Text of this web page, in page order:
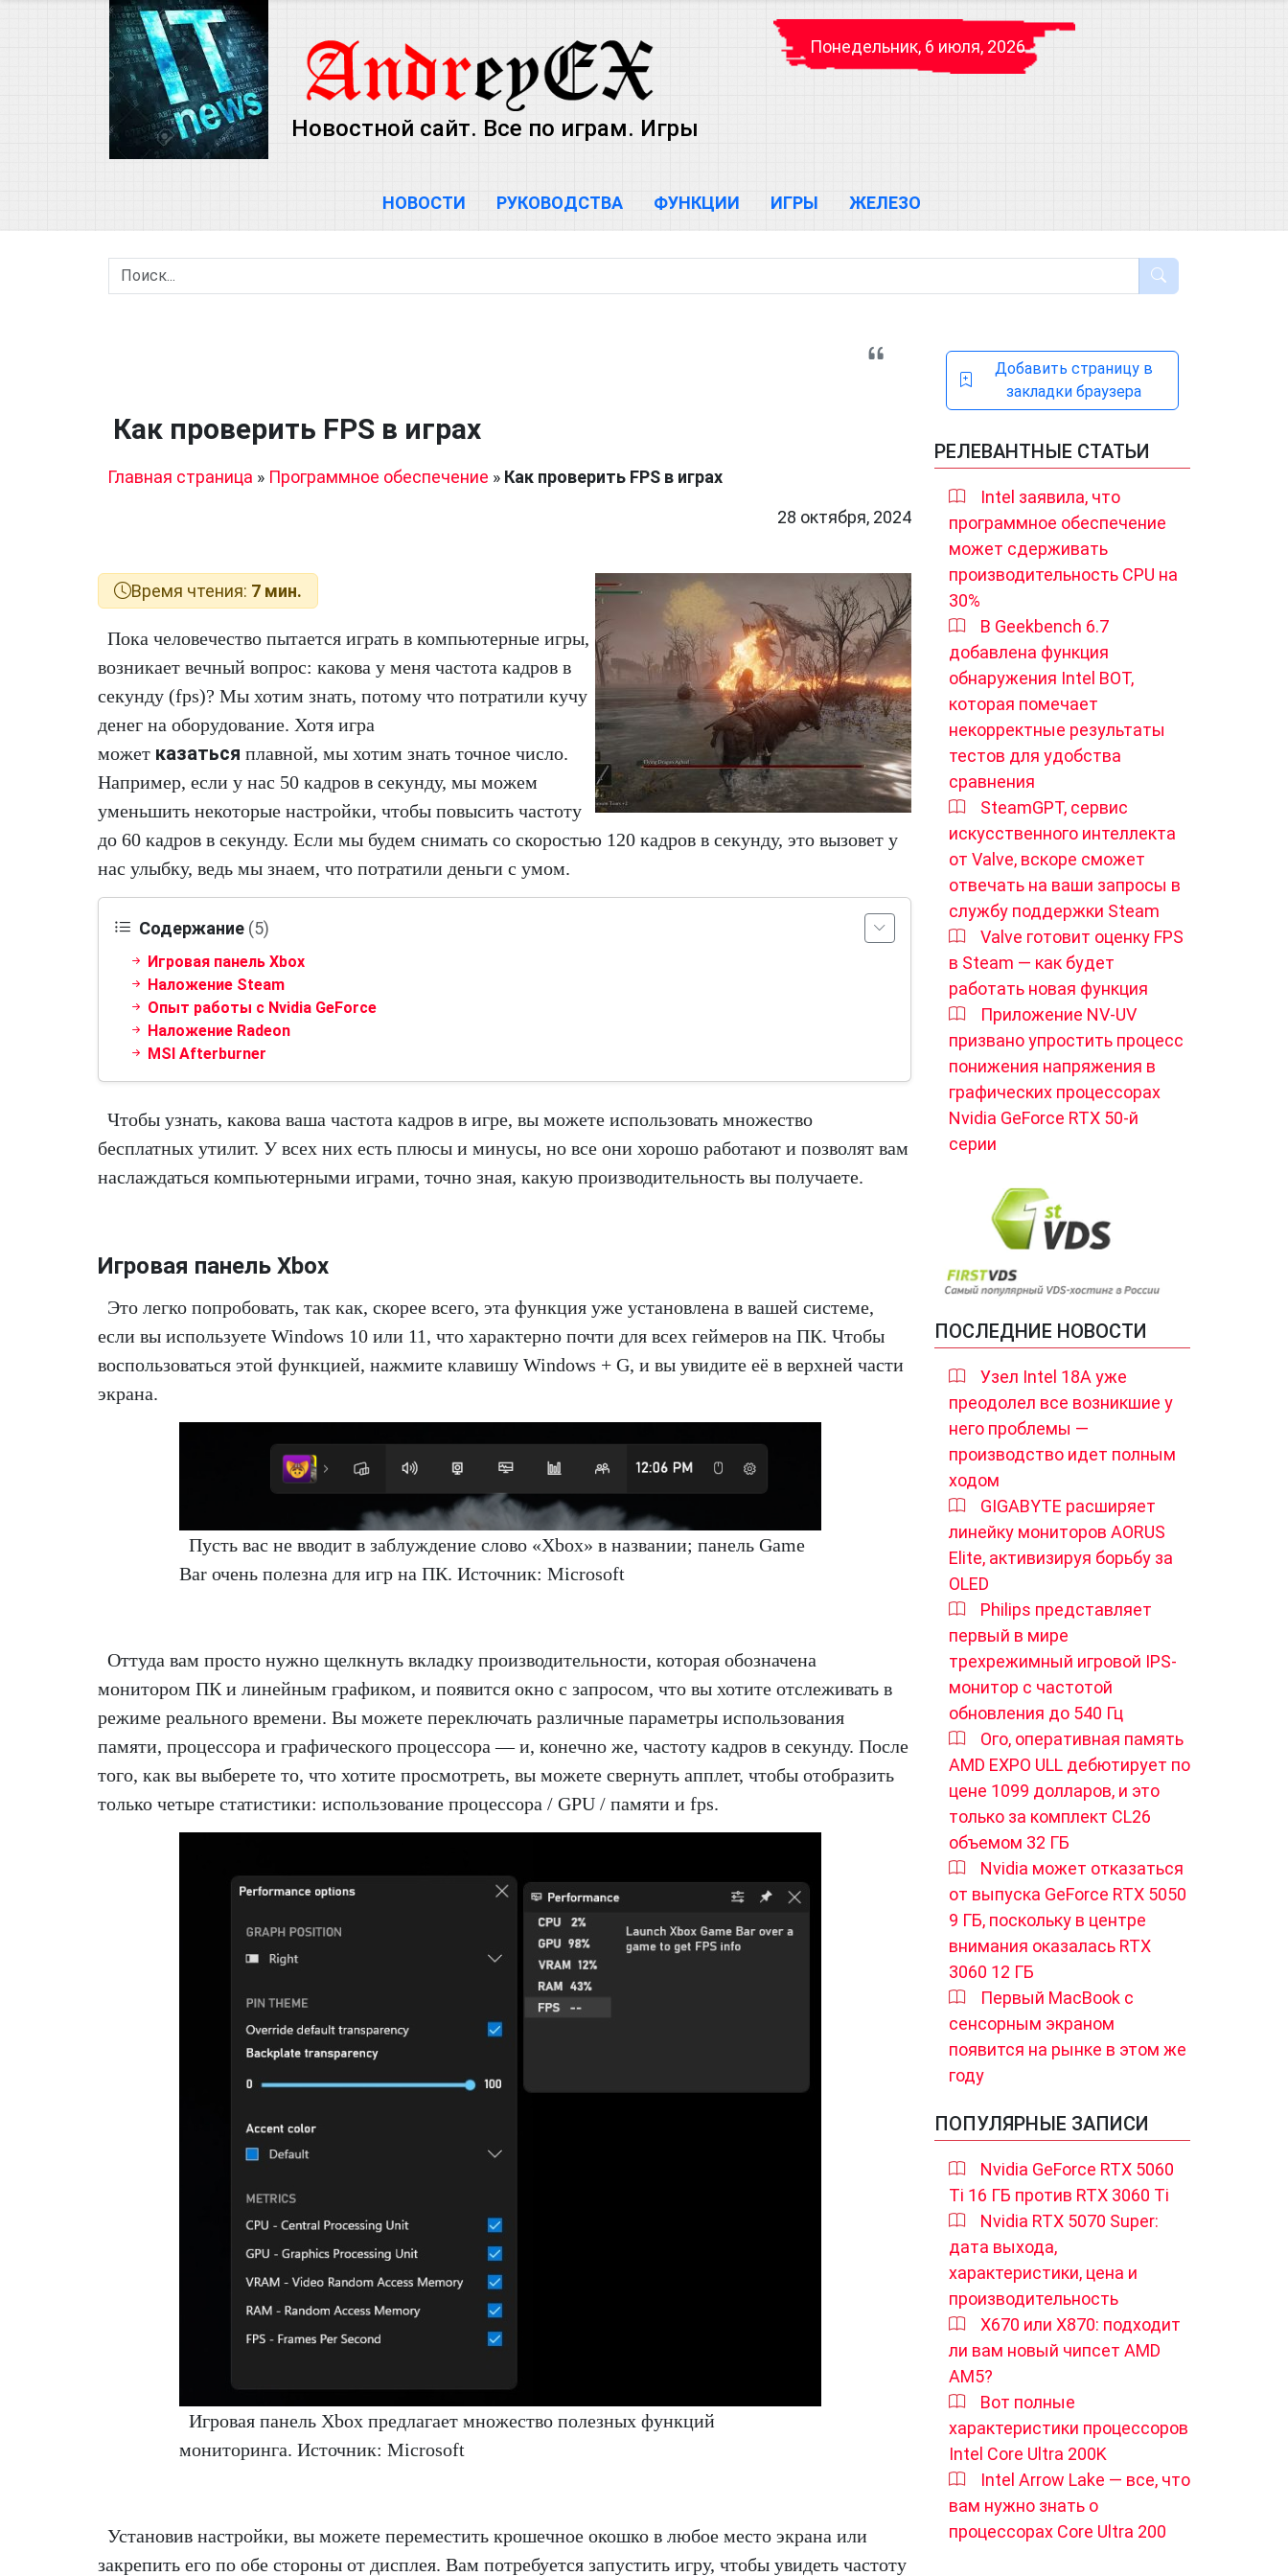
Понедельник, 6 июля, 2026
Новостной сайт. Все по играм. Игры
НОВОСТИ РУКОВОДСТВА ФУНКЦИИ ИГРЫ ЖЕЛЕЗО
Как проверить FPS в играх
Главная страница » Программное обеспечение » Как проверить FPS в играх
28 октября, 2024
Время чтения: 7 мин.
Пока человечество пытается играть в компьютерные игры,
возникает вечный вопрос: какова у меня частота кадров в
секунду (fps)? Мы хотим знать, потому что потратили кучу
денег на оборудование. Хотя игра
может казаться плавной, мы хотим знать точное число.
Например, если у нас 50 кадров в секунду, мы можем
уменьшить некоторые настройки, чтобы повысить частоту
до 60 кадров в секунду. Если мы будем снимать со скоростью 120 кадров в секунду, это вызовет у
нас улыбку, ведь мы знаем, что потратили деньги с умом.
Содержание (5)
Игровая панель Xbox
Наложение Steam
Опыт работы с Nvidia GeForce
Наложение Radeon
MSI Afterburner
Чтобы узнать, какова ваша частота кадров в игре, вы можете использовать множество
бесплатных утилит. У всех них есть плюсы и минусы, но все они хорошо работают и позволят вам
наслаждаться компьютерными играми, точно зная, какую производительность вы получаете.
Игровая панель Xbox
Это легко попробовать, так как, скорее всего, эта функция уже установлена в вашей системе,
если вы используете Windows 10 или 11, что характерно почти для всех геймеров на ПК. Чтобы
воспользоваться этой функцией, нажмите клавишу Windows + G, и вы увидите её в верхней части
экрана.
Пусть вас не вводит в заблуждение слово «Xbox» в названии; панель Game
Bar очень полезна для игр на ПК. Источник: Microsoft
Оттуда вам просто нужно щелкнуть вкладку производительности, которая обозначена
монитором ПК и линейным графиком, и появится окно с запросом, что вы хотите отслеживать в
режиме реального времени. Вы можете переключать различные параметры использования
памяти, процессора и графического процессора — и, конечно же, частоту кадров в секунду. После
того, как вы выберете то, что хотите просмотреть, вы можете свернуть апплет, чтобы отобразить
только четыре статистики: использование процессора / GPU / памяти и fps.
Игровая панель Xbox предлагает множество полезных функций
мониторинга. Источник: Microsoft
Установив настройки, вы можете переместить крошечное окошко в любое место экрана или
закрепить его по обе стороны от дисплея. Вам потребуется запустить игру, чтобы увидеть частоту
Добавить страницу в
закладки браузера
РЕЛЕВАНТНЫЕ СТАТЬИ
Intel заявила, что
программное обеспечение
может сдерживать
производительность CPU на
30%
В Geekbench 6.7
добавлена функция
обнаружения Intel BOT,
которая помечает
некорректные результаты
тестов для удобства
сравнения
SteamGPT, сервис
искусственного интеллекта
от Valve, вскоре сможет
отвечать на ваши запросы в
службу поддержки Steam
Valve готовит оценку FPS
в Steam — как будет
работать новая функция
Приложение NV-UV
призвано упростить процесс
понижения напряжения в
графических процессорах
Nvidia GeForce RTX 50-й
серии
ПОСЛЕДНИЕ НОВОСТИ
Узел Intel 18A уже
преодолел все возникшие у
него проблемы —
производство идет полным
ходом
GIGABYTE расширяет
линейку мониторов AORUS
Elite, активизируя борьбу за
OLED
Philips представляет
первый в мире
трехрежимный игровой IPS-
монитор с частотой
обновления до 540 Гц
Ого, оперативная память
AMD EXPO ULL дебютирует по
цене 1099 долларов, и это
только за комплект CL26
объемом 32 ГБ
Nvidia может отказаться
от выпуска GeForce RTX 5050
9 ГБ, поскольку в центре
внимания оказалась RTX
3060 12 ГБ
Первый MacBook с
сенсорным экраном
появится на рынке в этом же
году
ПОПУЛЯРНЫЕ ЗАПИСИ
Nvidia GeForce RTX 5060
Ti 16 ГБ против RTX 3060 Ti
Nvidia RTX 5070 Super:
дата выхода,
характеристики, цена и
производительность
X670 или X870: подходит
ли вам новый чипсет AMD
AM5?
Вот полные
характеристики процессоров
Intel Core Ultra 200K
Intel Arrow Lake — все, что
вам нужно знать о
процессорах Core Ultra 200